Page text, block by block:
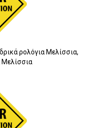
ρολόγια Μελίσσια,
Μελίσσια